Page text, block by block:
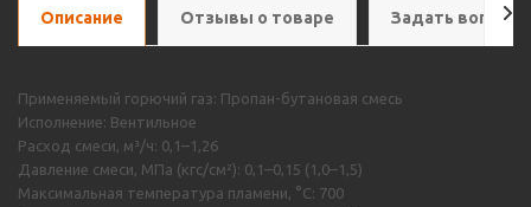
Описание Отзывы о товаре Задать вопрос
Применяемый горючий газ: Пропан-бутановая смесь
Исполнение: Вентильное
Расход смеси, м³/ч: 0,1–1,26
Давление смеси, МПа (кгс/см²): 0,1–0,15 (1,0–1,5)
Максимальная температура пламени, °С: 700